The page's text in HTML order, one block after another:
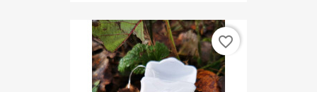
favorite_border